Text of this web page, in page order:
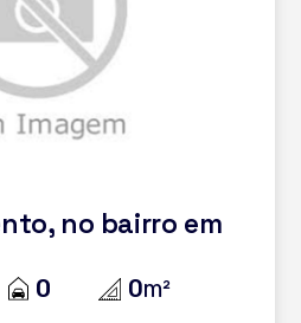
no bairro em
0 0m²